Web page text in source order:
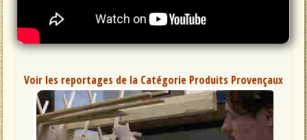
Voir les reportages de la Catégorie Produits Provençaux